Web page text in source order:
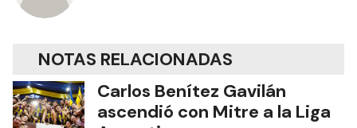
NOTAS RELACIONADAS
Carlos Benítez Gavilán
ascendió con Mitre a la Liga